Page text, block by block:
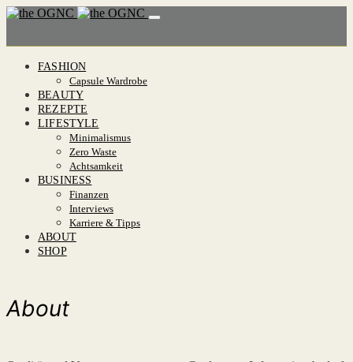
FASHION
Capsule Wardrobe
BEAUTY
REZEPTE
LIFESTYLE
Minimalismus
Zero Waste
Achtsamkeit
BUSINESS
Finanzen
Interviews
Karriere & Tipps
ABOUT
SHOP
About